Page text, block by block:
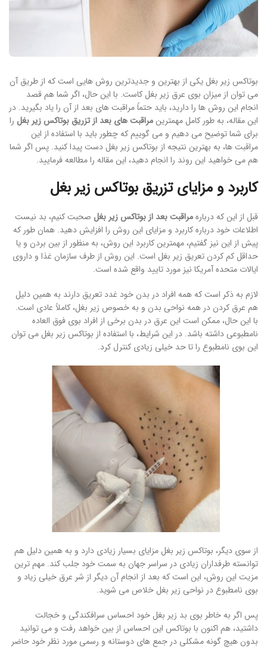
بوتاکس زیر بغل یکی از بهترین و جدیدترین روش هایی است که از طریق آن
می توان از میزان بوی عرق زیر بغل کاست. با این حال، اگر شما هم قصد
انجام این روش ها را دارید، باید حتماً مراقبت های بعد از آن را یاد بگیرید. در
این مقاله، به طور کامل مهمترین مراقبت های بعد از تزریق بوتاکس زیر بغل را
برای شما توضیح می دهیم و می گوییم که چطور باید با استفاده از این
مراقبت ها، به بهترین نتیجه از بوتاکس زیر بغل دست پیدا کنید. پس اگر شما
هم می خواهید این روند را انجام دهید، این مقاله را مطالعه فرمایید.
کاربرد و مزایای تزریق بوتاکس زیر بغل
قبل از این که دربارهمراقبت بعد از بوتاکس زیر بغل صحبت کنیم، بد نیست
اطلاعات خود درباره کاربرد و مزایای این روش را افزایش دهید. همان طور که
پیش از این نیز گفتیم، مهمترین کاربرد این روش، به منظور از بین بردن و یا
حداقل کم کردن تعریق زیر بغل است. این روش از طرف سازمان غذا و داروی
ایالات متحده آمریکا نیز مورد تایید واقع شده است.
لازم به ذکر است که همه افراد در بدن خود غدد تعریق دارند به همین دلیل
هم عرق کردن در همه نواحی بدن و به خصوص زیر بغل، کاملاً عادی است.
با این حال، ممکن است این عرق در بدن برخی از افراد بوی فوق العاده
نامطبوعی داشته باشد. در این شرایط، با استفاده از بوتاکس زیر بغل می توان
این بوی نامطبوع را تا حد خیلی زیادی کنترل کرد.
از سوی دیگر، بوتاکس زیر بغل مزایای بسیار زیادی دارد و به همین دلیل هم
توانسته طرفداران زیادی در سراسر جهان به سمت خود جلب کند. مهم ترین
مزیت این روش، این است که بعد از انجام آن دیگر از شر عرق خیلی زیاد و
بوی نامطبوع در نواحی زیر بغل خلاص می شوید.
پس اگر به خاطر بوی بد زیر بغل خود احساس سرافکندگی و خجالت
داشتید، هم اکنون با بوتاکس این احساس از بین خواهد رفت و می توانید
بدون هیچ گونه مشکلی در جمع های دوستانه و رسمی مورد نظر خود حاضر